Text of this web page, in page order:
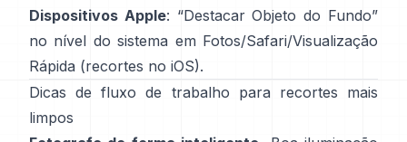
Dispositivos Apple: “Destacar Objeto do Fundo”
no nível do sistema em Fotos/Safari/Visualização
Rápida (recortes no iOS).
Dicas de fluxo de trabalho para recortes mais
limpos